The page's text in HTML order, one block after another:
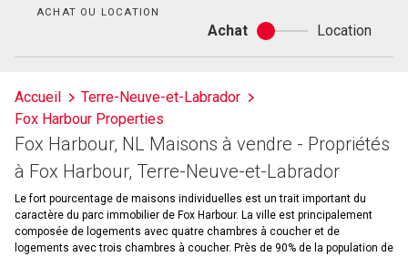
ACHAT OU LOCATION
Achat
Achat
ou
Location
Accueil
Terre-Neuve-et-Labrador
Fox Harbour Properties
Fox Harbour, NL Maisons à vendre - Propriétés
à Fox Harbour, Terre-Neuve-et-Labrador
Le fort pourcentage de maisons individuelles est un trait important du
caractère du parc immobilier de Fox Harbour. La ville est principalement
composée de logements avec quatre chambres à coucher et de
logements avec trois chambres à coucher. Près de 90% de la population de